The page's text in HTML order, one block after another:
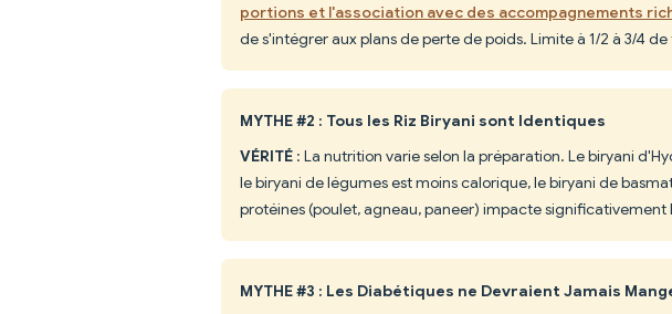
portions et l'association avec des accompagnements
de s'intégrer aux plans de perte de poids. Limite à 1/2 à 3/4 de
MYTHE #2 : Tous les Riz Biryani sont Identiques
VÉRITÉ : La nutrition varie selon la préparation. Le biryani
le biryani de légumes est moins calorique, le biryani de
protéines (poulet, agneau, paneer) impacte significativement
MYTHE #3 : Les Diabétiques ne Devraient Jamais